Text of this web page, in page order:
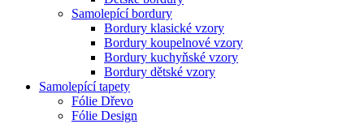
Samolepící bordury
Bordury klasické vzory
Bordury koupelnové vzory
Bordury kuchyňské vzory
Bordury dětské vzory
Samolepící tapety
Fólie Dřevo
Fólie Design